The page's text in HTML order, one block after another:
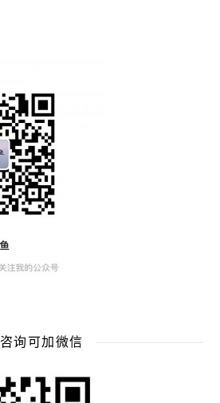
咨询可加微信